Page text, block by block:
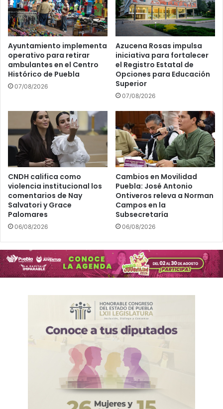
Ayuntamiento implementa
operativo para retirar
ambulantes en el Centro
Histórico de Puebla
07/08/2026
Azucena Rosas impulsa
iniciativa para fortalecer
el Registro Estatal de
Opciones para Educación
Superior
07/08/2026
CNDH califica como
violencia institucional los
comentarios de Nay
Salvatori y Grace
Palomares
06/08/2026
Cambios en Movilidad
Puebla: José Antonio
Ontiveros releva a Norman
Campos en la
Subsecretaría
06/08/2026